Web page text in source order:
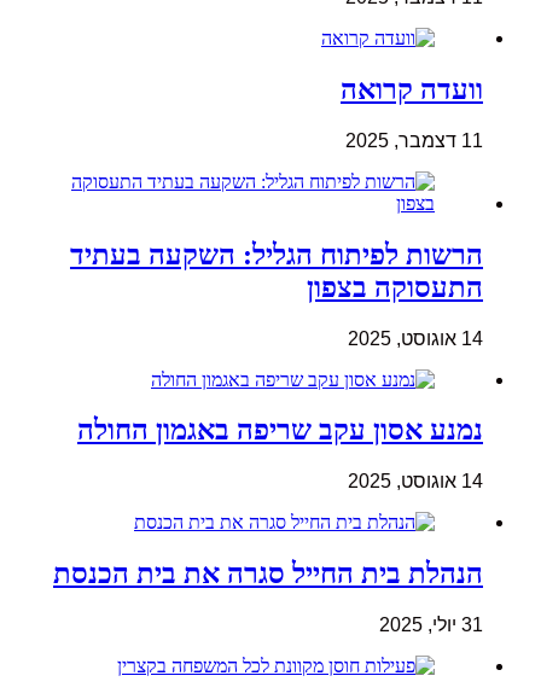
וועדה קרואה
11 דצמבר, 2025
הרשות לפיתוח הגליל: השקעה בעתיד
התעסוקה בצפון
14 אוגוסט, 2025
נמנע אסון עקב שריפה באגמון החולה
14 אוגוסט, 2025
הנהלת בית החייל סגרה את בית הכנסת
31 יולי, 2025